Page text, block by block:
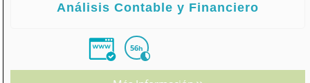
Análisis Contable y Financiero
56h